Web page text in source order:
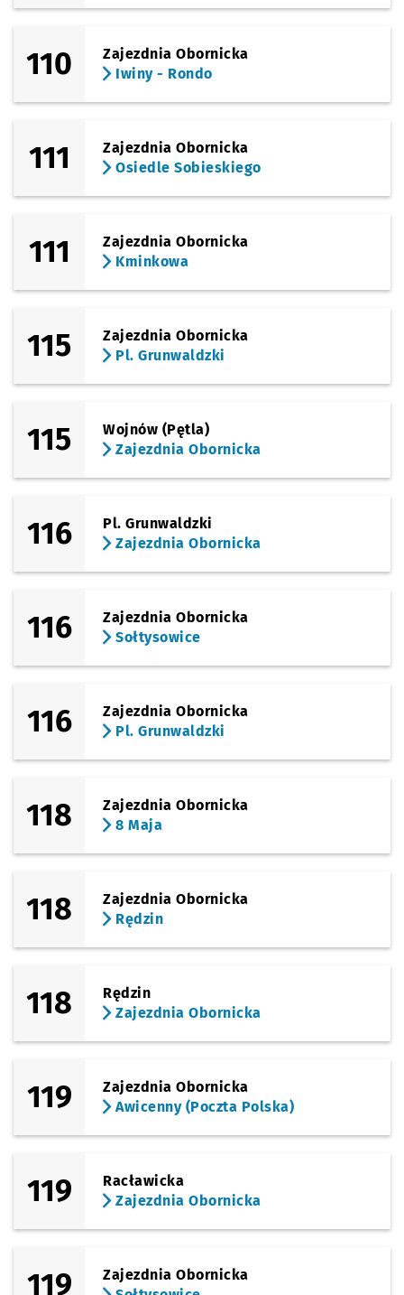
110
Zajezdnia Obornicka
Iwiny - Rondo
111
Zajezdnia Obornicka
Osiedle Sobieskiego
111
Zajezdnia Obornicka
Kminkowa
115
Zajezdnia Obornicka
Pl. Grunwaldzki
115
Wojnów (Pętla)
Zajezdnia Obornicka
116
Pl. Grunwaldzki
Zajezdnia Obornicka
116
Zajezdnia Obornicka
Sołtysowice
116
Zajezdnia Obornicka
Pl. Grunwaldzki
118
Zajezdnia Obornicka
8 Maja
118
Zajezdnia Obornicka
Rędzin
118
Rędzin
Zajezdnia Obornicka
119
Zajezdnia Obornicka
Awicenny (Poczta Polska)
119
Racławicka
Zajezdnia Obornicka
119
Zajezdnia Obornicka